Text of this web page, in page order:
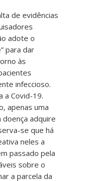
de evidências
adote o
para dar
às
infeccioso.
a Covid-19.
apenas uma
adquire
se que há
neles a
passado pela
sobre o
a parcela da